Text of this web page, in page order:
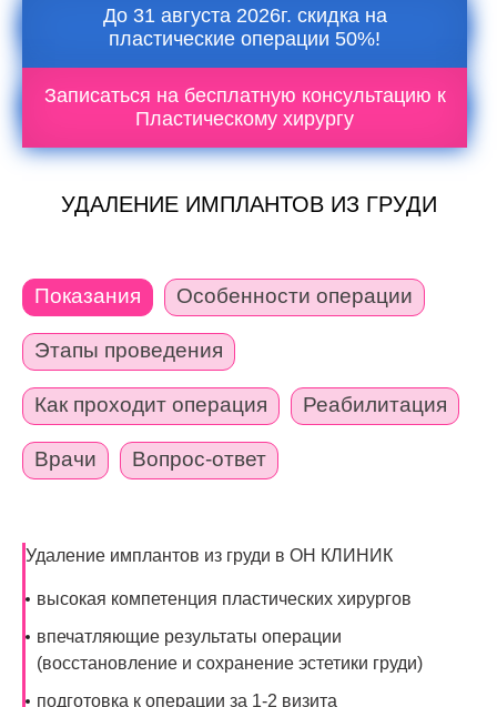
До 31 августа 2026г. скидка на
пластические операции 50%!
Записаться на бесплатную консультацию к
Пластическому хирургу
УДАЛЕНИЕ ИМПЛАНТОВ ИЗ ГРУДИ
Показания Особенности операции
Этапы проведения
Как проходит операция Реабилитация
Врачи Вопрос-ответ
Удаление имплантов из груди в ОН КЛИНИК
высокая компетенция пластических хирургов
впечатляющие результаты операции
(восстановление и сохранение эстетики груди)
подготовка к операции за 1-2 визита